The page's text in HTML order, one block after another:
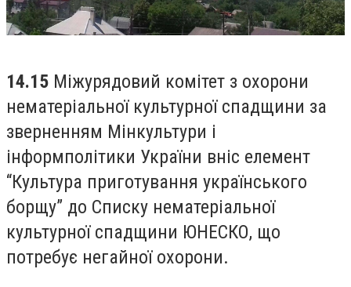
14.15 Міжурядовий комітет з охорони
нематеріальної культурної спадщини за
зверненням Мінкультури і
інформполітики України вніс елемент
“Культура приготування українського
борщу” до Списку нематеріальної
культурної спадщини ЮНЕСКО, що
потребує негайної охорони.